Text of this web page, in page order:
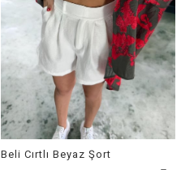
Beli Cırtlı Beyaz Şort